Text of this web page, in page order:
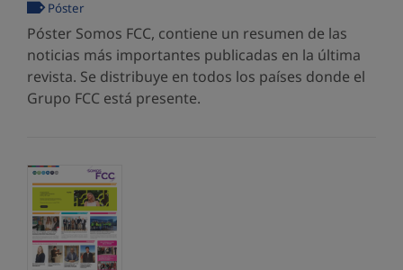
Póster
Póster Somos FCC, contiene un resumen de las
noticias más importantes publicadas en la última
revista. Se distribuye en todos los países donde el
Grupo FCC está presente.